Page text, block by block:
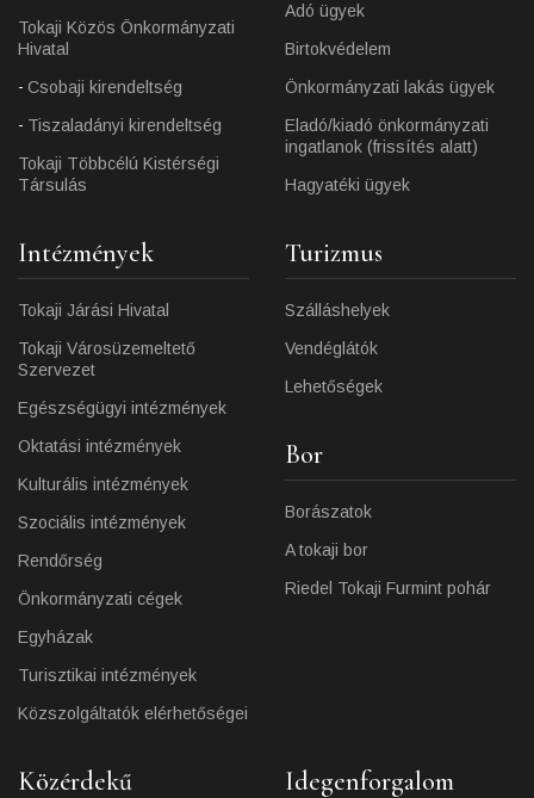
Tokaji Közös Önkormányzati
Hivatal
Csobaji kirendeltség
Tiszaladányi kirendeltség
Tokaji Többcélú Kistérségi
Társulás
Adó ügyek
Birtokvédelem
Önkormányzati lakás ügyek
Eladó/kiadó önkormányzati
ingatlanok (frissítés alatt)
Hagyatéki ügyek
Intézmények
Tokaji Járási Hivatal
Tokaji Városüzemeltető
Szervezet
Egészségügyi intézmények
Oktatási intézmények
Kulturális intézmények
Szociális intézmények
Rendőrség
Önkormányzati cégek
Egyházak
Turisztikai intézmények
Közszolgáltatók elérhetőségei
Turizmus
Szálláshelyek
Vendéglátók
Lehetőségek
Bor
Borászatok
A tokaji bor
Riedel Tokaji Furmint pohár
Közérdekű Idegenforgalom